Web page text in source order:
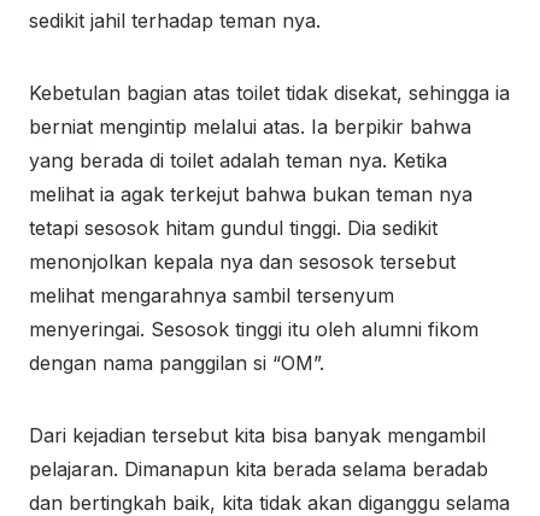
sedikit jahil terhadap teman nya.
Kebetulan bagian atas toilet tidak disekat, sehingga ia
berniat mengintip melalui atas. Ia berpikir bahwa
yang berada di toilet adalah teman nya. Ketika
melihat ia agak terkejut bahwa bukan teman nya
tetapi sesosok hitam gundul tinggi. Dia sedikit
menonjolkan kepala nya dan sesosok tersebut
melihat mengarahnya sambil tersenyum
menyeringai. Sesosok tinggi itu oleh alumni fikom
dengan nama panggilan si “OM”.
Dari kejadian tersebut kita bisa banyak mengambil
pelajaran. Dimanapun kita berada selama beradab
dan bertingkah baik, kita tidak akan diganggu selama